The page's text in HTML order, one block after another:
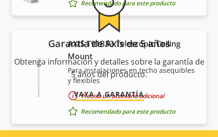
Recomendado para este producto
AXIS T91B53 Telescopic Ceiling
Mount
Para instalaciones en techo asequibles
y flexibles
Precisa un accesorio adicional
Recomendado para este producto
Garantía de Axis de 5 años
Obtenga información y detalles sobre la garantía de
5 años del producto.
VAYA A GARANTÍA